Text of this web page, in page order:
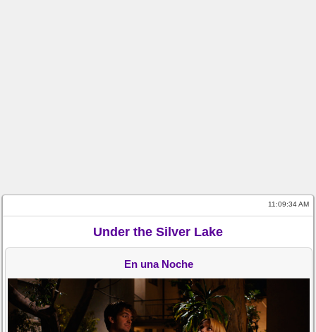
11:09:34 AM
Under the Silver Lake
En una Noche